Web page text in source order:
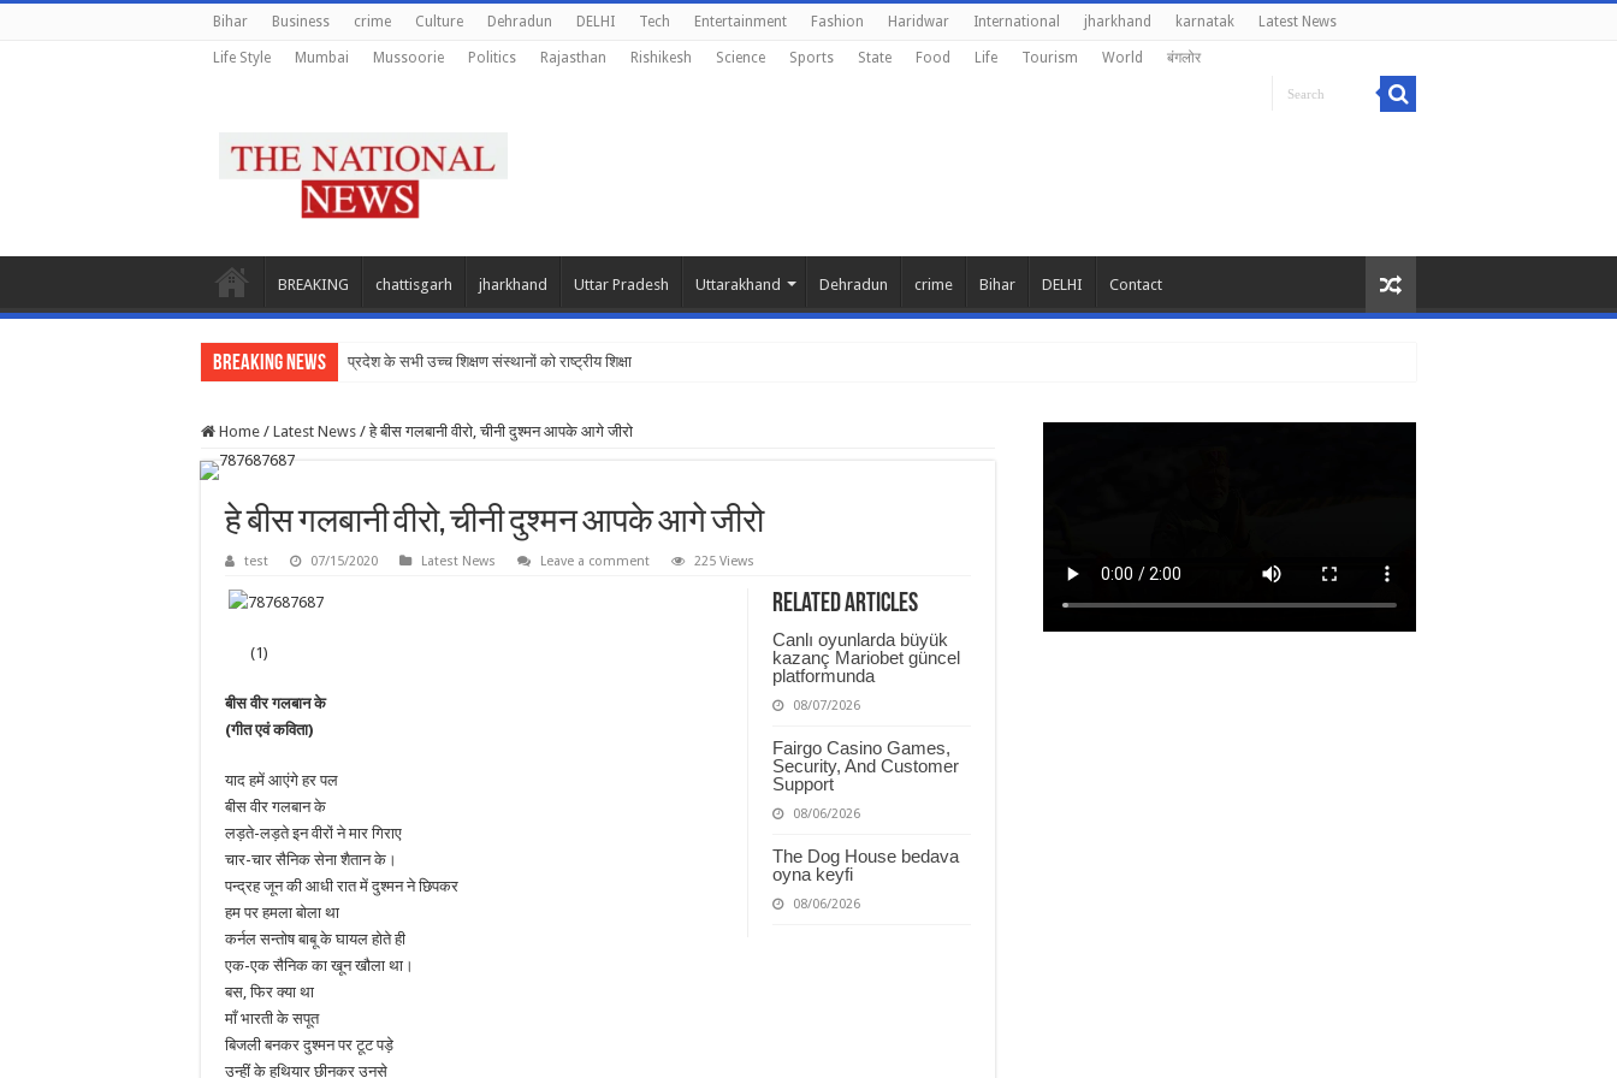
Bihar Business crime Culture Dehradun DELHI Tech Entertainment Fashion Haridwar International jharkhand karnatak Latest News
Life Style Mumbai Mussoorie Politics Rajasthan Rishikesh Science Sports State Food Life Tourism World बंगलोर
BREAKING chattisgarh jharkhand Uttar Pradesh Uttarakhand Dehradun crime Bihar DELHI Contact
Breaking News प्रदेश के सभी उच्च शिक्षण संस्थानों को राष्ट्रीय शिक्षा नीति के अनुरूप म
Home / Latest News / हे बीस गलबानी वीरो, चीनी दुश्मन आपके आगे जीरो
हे बीस गलबानी वीरो, चीनी दुश्मन आपके आगे जीरो
test 07/15/2020 Latest News Leave a comment 225 Views
Related Articles
Canlı oyunlarda büyük
kazanç Mariobet güncel
platformunda
08/07/2026
Fairgo Casino Games,
Security, And Customer
Support
08/06/2026
The Dog House bedava
oyna keyfi
08/06/2026
(1)
बीस वीर गलबान के
(गीत एवं कविता)
याद हमें आएंगे हर पल
बीस वीर गलबान के
लड़ते-लड़ते इन वीरों ने मार गिराए
चार-चार सैनिक सेना शैतान के।
पन्द्रह जून की आधी रात में दुश्मन ने छिपकर
हम पर हमला बोला था
कर्नल सन्तोष बाबू के घायल होते ही
एक-एक सैनिक का खून खौला था।
बस, फिर क्या था
माँ भारती के सपूत
बिजली बनकर दुश्मन पर टूट पड़े
उन्हीं के हथियार छीनकर उनसे